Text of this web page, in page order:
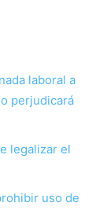
laboral a
perjudicará
legalizar el
uso de